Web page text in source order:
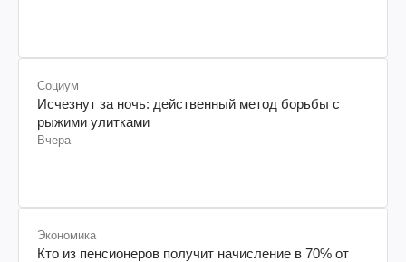
Социум
Исчезнут за ночь: действенный метод борьбы с
рыжими улитками
Вчера
Экономика
Кто из пенсионеров получит начисление в 70% от